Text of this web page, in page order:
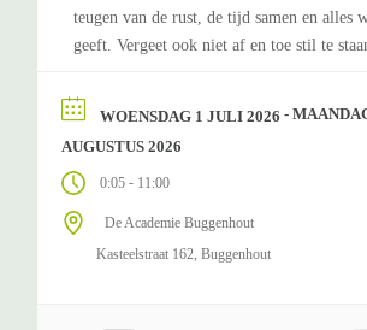
teugen van de rust, de tijd samen en alles
geeft. Vergeet ook niet af en toe stil te
dat blijft nazinderen of een...
WOENSDAG 1 JULI 2026 -
AUGUSTUS 2026
0:05 - 11:00
De Academie Buggenhout
Kasteelstraat 162, Buggenhout